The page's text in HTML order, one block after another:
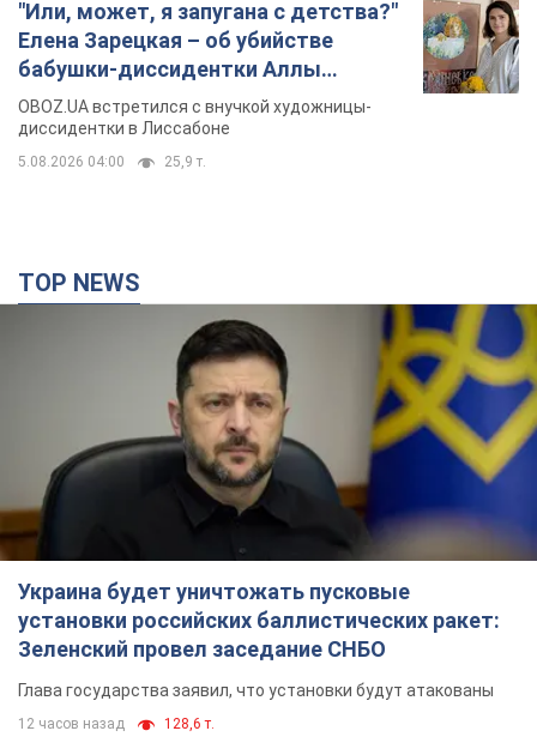
"Или, может, я запугана с детства?"
Елена Зарецкая – об убийстве
бабушки-диссидентки Аллы
Горской, критике сына Стуса и
бегстве в Португалию с пятью
детьми
OBOZ.UA встретился с внучкой художницы-
диссидентки в Лиссабоне
5.08.2026 04:00 25,9 т.
TOP NEWS
Украина будет уничтожать пусковые
установки российских баллистических ракет:
Зеленский провел заседание СНБО
Глава государства заявил, что установки будут атакованы
12 часов назад 128,6 т.